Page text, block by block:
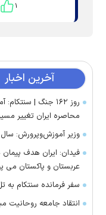
۱
آخرین اخبار
محاصره ایران تغییر
وزیر آموزش‌وپرورش:
فیدان: ایران هدف
عربستان و پاکستان می
سفر فرمانده سنتکام به
انتقاد جامعه روحانیت